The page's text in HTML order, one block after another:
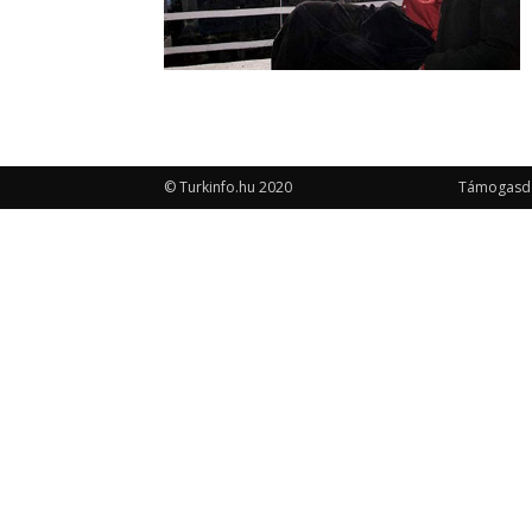
© Turkinfo.hu 2020